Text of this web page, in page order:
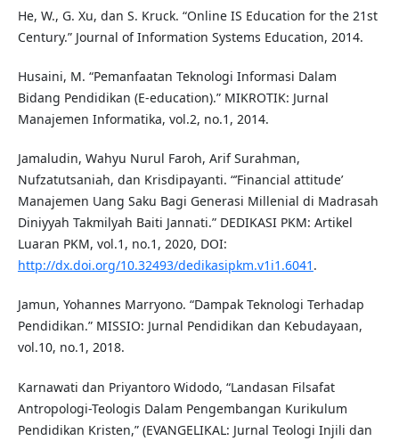
He, W., G. Xu, dan S. Kruck. “Online IS Education for the 21st
Century.” Journal of Information Systems Education, 2014.
Husaini, M. “Pemanfaatan Teknologi Informasi Dalam
Bidang Pendidikan (E-education).” MIKROTIK: Jurnal
Manajemen Informatika, vol.2, no.1, 2014.
Jamaludin, Wahyu Nurul Faroh, Arif Surahman,
Nufzatutsaniah, dan Krisdipayanti. “’Financial attitude’
Manajemen Uang Saku Bagi Generasi Millenial di Madrasah
Diniyyah Takmilyah Baiti Jannati.” DEDIKASI PKM: Artikel
Luaran PKM, vol.1, no.1, 2020, DOI:
http://dx.doi.org/10.32493/dedikasipkm.v1i1.6041 .
Jamun, Yohannes Marryono. “Dampak Teknologi Terhadap
Pendidikan.” MISSIO: Jurnal Pendidikan dan Kebudayaan,
vol.10, no.1, 2018.
Karnawati dan Priyantoro Widodo, “Landasan Filsafat
Antropologi-Teologis Dalam Pengembangan Kurikulum
Pendidikan Kristen,” (EVANGELIKAL: Jurnal Teologi Injili dan